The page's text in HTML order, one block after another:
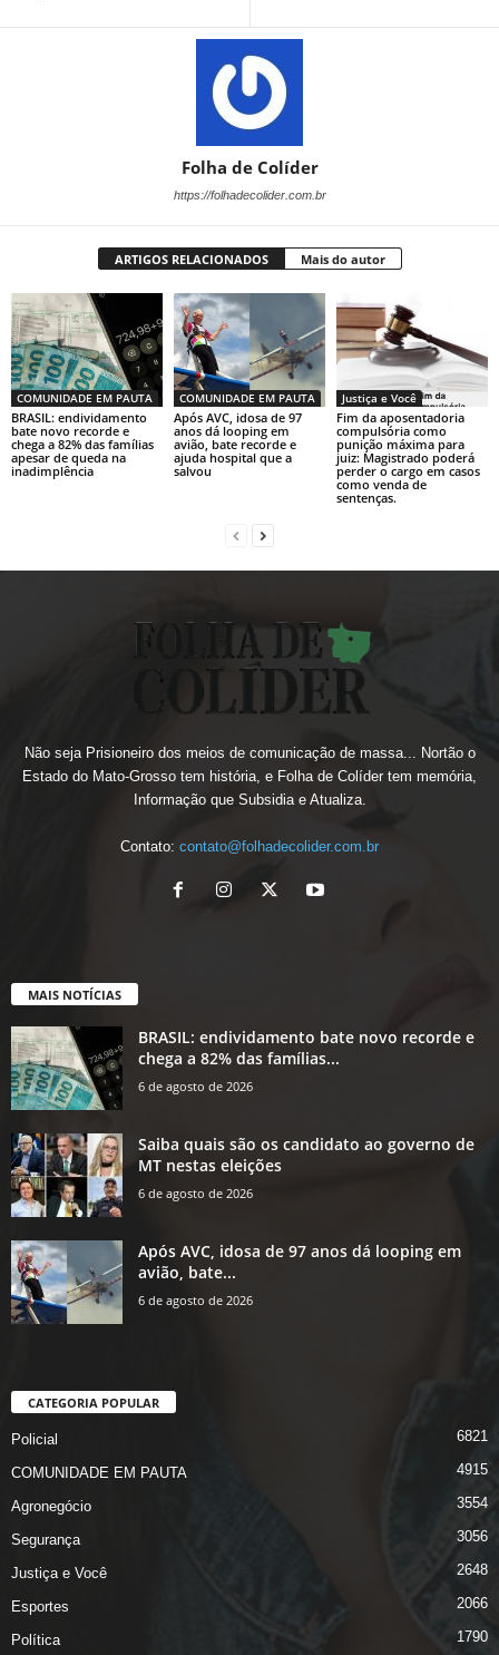
Folha de Colíder
https://folhadecolider.com.br
ARTIGOS RELACIONADOS Mais do autor
COMUNIDADE EM PAUTA
BRASIL: endividamento
bate novo recorde e
chega a 82% das famílias
apesar de queda na
inadimplência
COMUNIDADE EM PAUTA
Após AVC, idosa de 97
anos dá looping em
avião, bate recorde e
ajuda hospital que a
salvou
Justiça e Você
Fim da aposentadoria
compulsória como
punição máxima para
juiz: Magistrado poderá
perder o cargo em casos
como venda de
sentenças.
Não seja Prisioneiro dos meios de comunicação de massa... Nortão o
Estado do Mato-Grosso tem história, e Folha de Colíder tem memória,
Informação que Subsidia e Atualiza.
Contato: contato@folhadecolider.com.br
MAIS NOTÍCIAS
BRASIL: endividamento bate novo recorde e
chega a 82% das famílias...
6 de agosto de 2026
Saiba quais são os candidato ao governo de
MT nestas eleições
6 de agosto de 2026
Após AVC, idosa de 97 anos dá looping em
avião, bate...
6 de agosto de 2026
CATEGORIA POPULAR
Policial 6821
COMUNIDADE EM PAUTA 4915
Agronegócio 3554
Segurança 3056
Justiça e Você 2648
Esportes 2066
Política 1790